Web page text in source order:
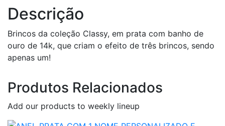
Descrição
Brincos da coleção Classy, em prata com banho de
ouro de 14k, que criam o efeito de três brincos, sendo
apenas um!
Produtos Relacionados
Add our products to weekly lineup